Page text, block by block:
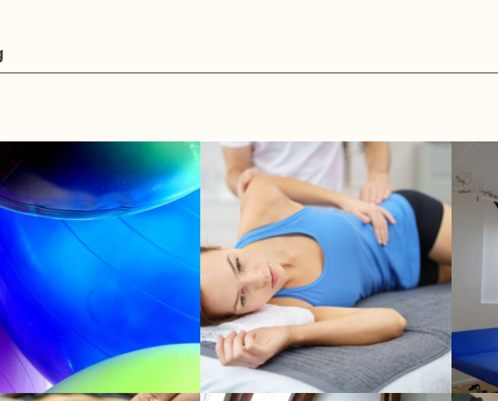
spielt auch das Thema Fitness und Gesundheit eine
Übungen machen. Kurzhanteltraining zum Beispiel oder